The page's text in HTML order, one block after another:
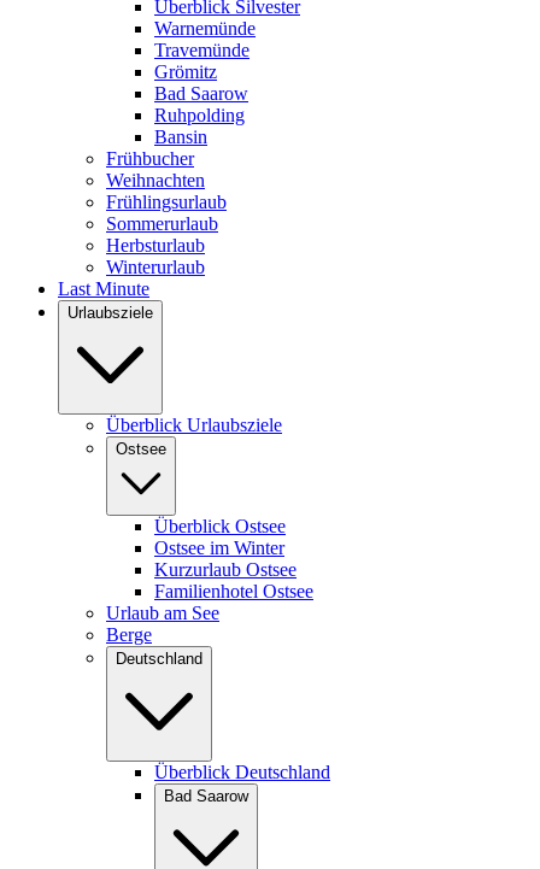
Überblick Silvester
Warnemünde
Travemünde
Grömitz
Bad Saarow
Ruhpolding
Bansin
Frühbucher
Weihnachten
Frühlingsurlaub
Sommerurlaub
Herbsturlaub
Winterurlaub
Last Minute
Urlaubsziele
Überblick Urlaubsziele
Ostsee
Überblick Ostsee
Ostsee im Winter
Kurzurlaub Ostsee
Familienhotel Ostsee
Urlaub am See
Berge
Deutschland
Überblick Deutschland
Bad Saarow